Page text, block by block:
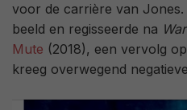
voor de carrière van Jones.
beeld en regisseerde na
Mute (2018), een vervolg
kreeg overwegend